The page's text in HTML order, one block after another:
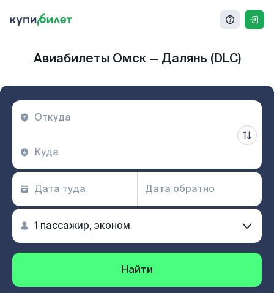
Авиабилеты Омск — Далянь (DLC)
Найти